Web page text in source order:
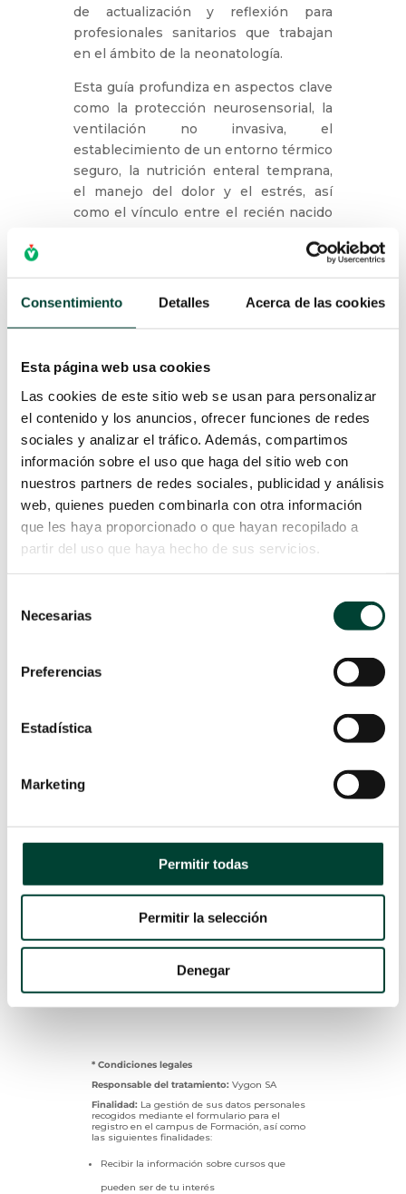
Consentimiento Detalles Acerca de las cookies
Esta página web usa cookies
Las cookies de este sitio web se usan para personalizar
el contenido y los anuncios, ofrecer funciones de redes
sociales y analizar el tráfico. Además, compartimos
información sobre el uso que haga del sitio web con
nuestros partners de redes sociales, publicidad y análisis
web, quienes pueden combinarla con otra información
que les haya proporcionado o que hayan recopilado a
partir del uso que haya hecho de sus servicios.
Necesarias
Preferencias
Estadística
Marketing
Permitir todas
Permitir la selección
Denegar
de actualización y reflexión para
profesionales sanitarios que trabajan
en el ámbito de la neonatología.
Esta guía profundiza en aspectos clave
como la protección neurosensorial, la
ventilación no invasiva, el
establecimiento de un entorno térmico
seguro, la nutrición enteral temprana,
el manejo del dolor y el estrés, así
como el vínculo entre el recién nacido
Cada tema se presenta con el objetivo
actualizaciones clínicas y una mirada
integral centrada en la seguridad y el
Nombre
Email
Hospital
LO QUIERO
* Condiciones legales
Responsable del tratamiento:Vygon SA
Finalidad:La gestión de sus datos personales
recogidos mediante el formulario para el
registro en el campus de Formación, así como
las siguientes finalidades:
Recibir la información sobre cursos que
pueden ser de tu interés